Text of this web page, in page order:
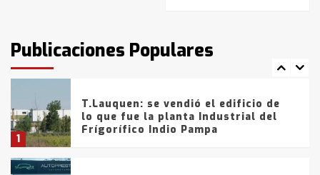
Publicaciones Populares
fueron detenidos por
comercialización de drogas en la
tarde del sábado
1
T.Lauquen: se vendió el edificio de
lo que fue la planta Industrial del
Frígorífico Indio Pampa